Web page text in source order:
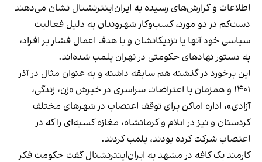
اطلاعات و گزارش‌های رسیده به ایران‌اینترنشنال نشان می‌دهند
دست‌کم در دو مورد، کسب‌وکار شهروندان به دلیل فعالیت
سیاسی خود آنها یا نزدیکانشان و با هدف اعمال فشار بر افراد،
به دستور نهادهای حکومتی در تهران پلمب شده‌اند.
این برخورد در گذشته هم سابقه داشته و به عنوان مثال در آذر
۱۴۰۱ و همزمان با اعتراضات سراسری در خیزش «زن، زندگی،
آزادی»، اداره اماکن برای توقف اعتصاب در شهرهای مختلف
کردستان و نیز در ایلام و کرمانشاه، مغازه کسبه‌ای را که در
اعتصاب شرکت کرده بودند، پلمب کردند.
کارمند یک کافه در مشهد به ایران‌اینترنشنال گفت حکومت فکر